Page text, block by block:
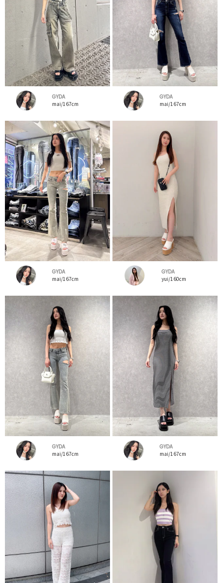
GYDA
mai/167cm
GYDA
mai/167cm
GYDA
mai/167cm
GYDA
yui/160cm
GYDA
mai/167cm
GYDA
mai/167cm